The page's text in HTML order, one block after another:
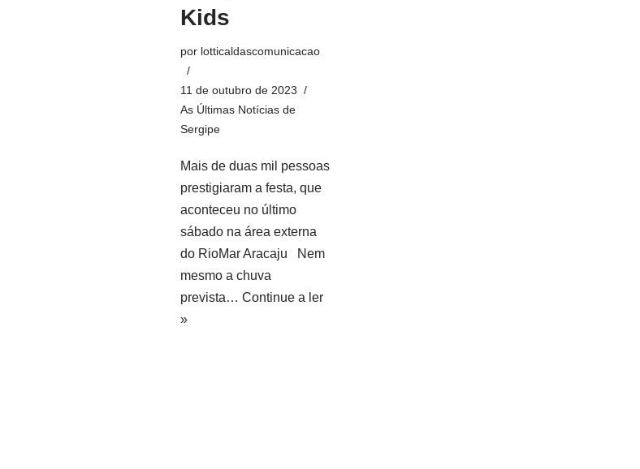
Kids
por lotticaldascomunicacao
11 de outubro de 2023
As Últimas Notícias de
Sergipe
Mais de duas mil pessoas
prestigiaram a festa, que
aconteceu no último
sábado na área externa
do RioMar Aracaju Nem
mesmo a chuva
prevista… Continue a ler
»